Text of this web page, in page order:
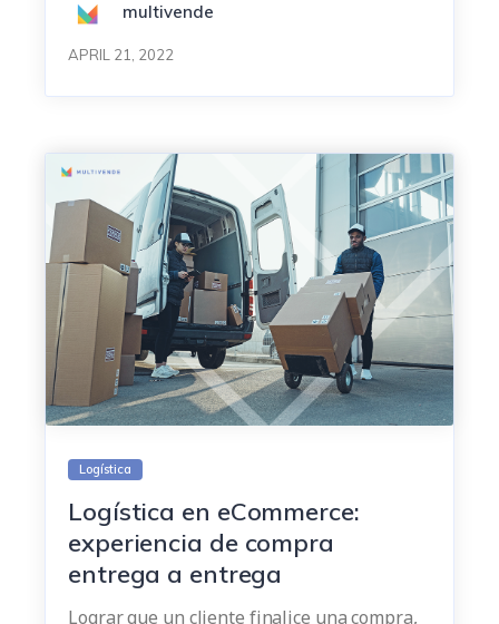
multivende
APRIL 21, 2022
Logística
Logística en eCommerce:
experiencia de compra
entrega a entrega
Lograr que un cliente finalice una compra,